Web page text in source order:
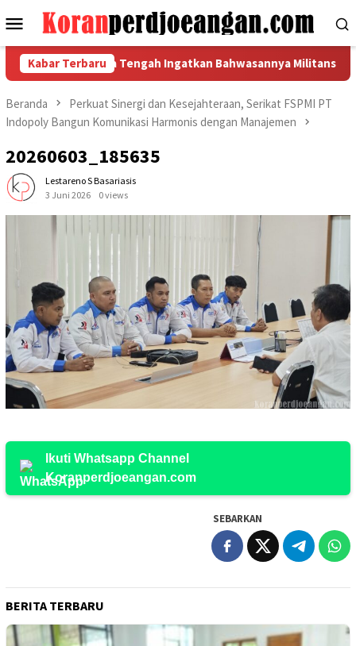
ke
Menu
Mobile
Kabar Terbaru
FSPMI Jawa Tengah Ingatkan Bahwasannya Militansi Garda
Beranda
Perkuat Sinergi dan Kesejahteraan, Serikat FSPMI PT
Indopoly Bangun Komunikasi Harmonis dengan Manajemen
20260603_185635
Lestareno S Basariasis
3 Juni 2026
0 views
Ikuti Whatsapp Channel
Koranperdjoeangan.com
SEBARKAN
BERITA TERBARU